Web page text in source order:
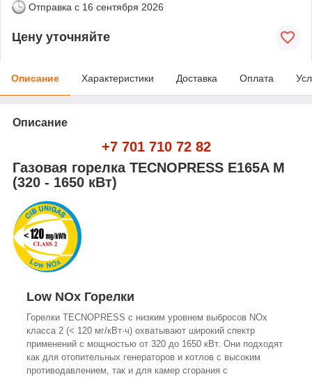
Отправка с 16 сентября 2026
Цену уточняйте
Описание Характеристики Доставка Оплата
Описание
+7 701 710 72 82
Газовая горелка TECNOPRESS E165A M
(320 - 1650 кВт)
Low NOx Горелки
Горелки TECNOPRESS с низким уровнем выбросов NOx
класса 2 (< 120 мг/кВт·ч) охватывают широкий спектр
применений с мощностью от 320 до 1650 кВт. Они подходят
как для отопительных генераторов и котлов с высоким
противодавлением, так и для камер сгорания с